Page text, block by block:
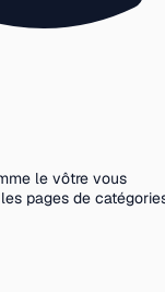
le vôtre vous
pages de